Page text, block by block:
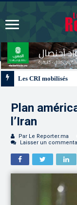
Plan
l’Iran
Par Le Reporter.ma
Laisser un